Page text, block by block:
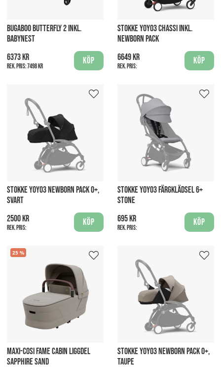
BUGABOO BUTTERFLY 2 INKL.
BABYNEST
6373 kr
Rek. pris:7498 kr
Köp
STOKKE YOYO3 CHASSI INKL.
NEWBORN PACK
6649 kr
Rek. pris:
Köp
STOKKE YOYO3 NEWBORN PACK 0+,
SVART
2500 kr
Rek. pris:
Köp
STOKKE YOYO3 FÄRGKLÄDSEL 6+
STONE
695 kr
Rek. pris:
Köp
25
MAXI-COSI FAME CABIN LIGGDEL
SAPPHIRE SAND
STOKKE YOYO3 NEWBORN PACK 0+,
TAUPE